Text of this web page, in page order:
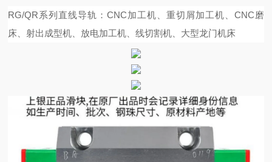
RG/QR系列直线导轨：CNC加工机、重切屑加工机、CNC磨
床、射出成型机、放电加工机、线切割机、大型龙门机床